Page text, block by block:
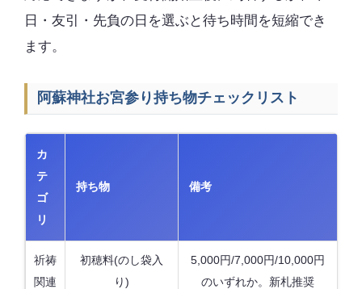
日・友引・先負の日を選ぶと待ち時間を短縮でき
ます。
阿蘇神社お宮参り持ち物チェックリスト
カ
テ
ゴ
リ
持ち物 備考
祈祷
関連
初穂料(のし袋入
り)
5,000円/7,000円/10,000円
のいずれか。新札推奨